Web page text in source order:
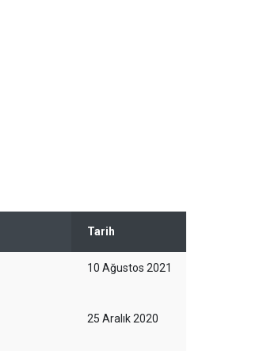
Tarih
10 Ağustos 2021
25 Aralık 2020